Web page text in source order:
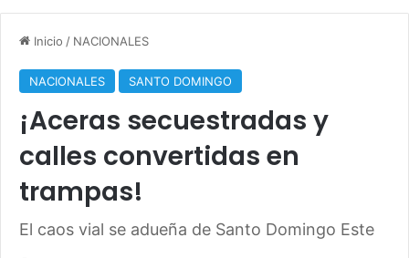
Inicio / NACIONALES
NACIONALES SANTO DOMINGO
¡Aceras secuestradas y
calles convertidas en
trampas!
El caos vial se adueña de Santo Domingo Este